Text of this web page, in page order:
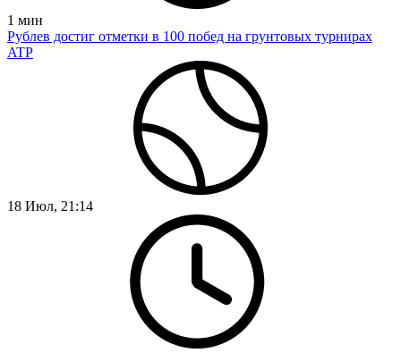
1 мин
Рублев достиг отметки в 100 побед на грунтовых турнирах
ATP
18 Июл, 21:14